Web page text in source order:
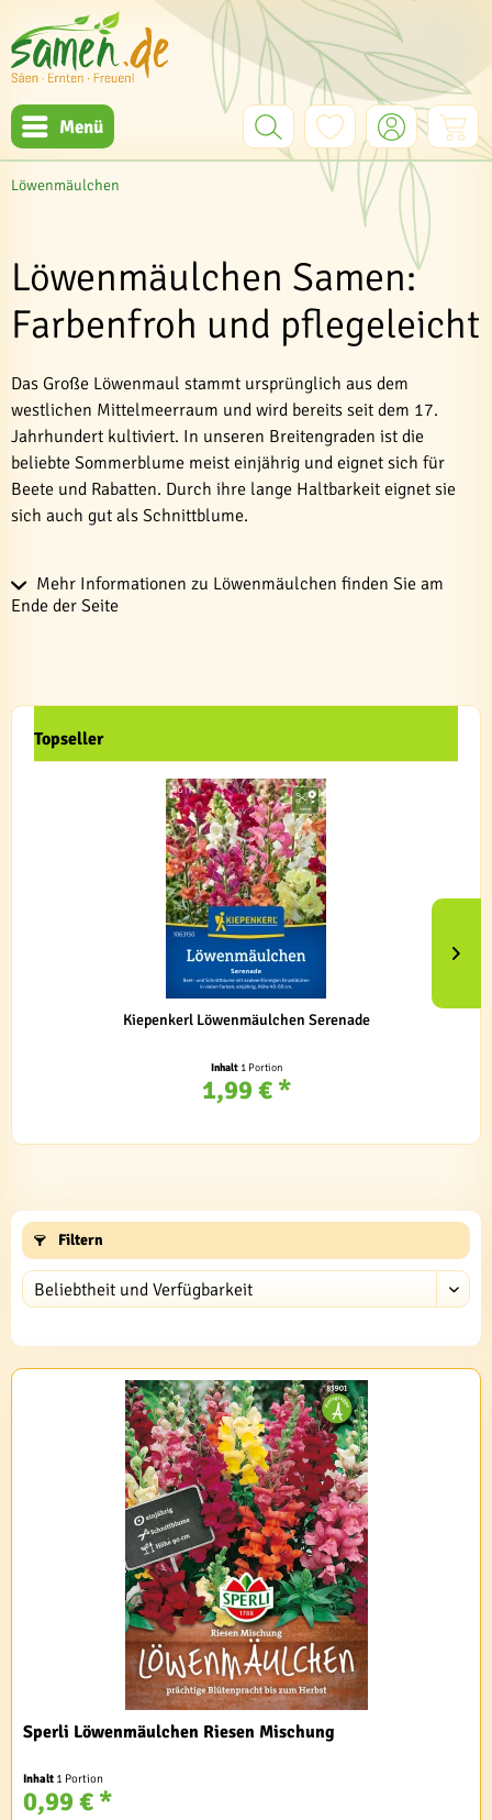
Menü
Löwenmäulchen
Löwenmäulchen Samen:
Farbenfroh und pflegeleicht
Das Große Löwenmaul stammt ursprünglich aus dem
westlichen Mittelmeerraum und wird bereits seit dem 17.
Jahrhundert kultiviert. In unseren Breitengraden ist die
beliebte Sommerblume meist einjährig und eignet sich für
Beete und Rabatten. Durch ihre lange Haltbarkeit eignet sie
sich auch gut als Schnittblume.
Mehr Informationen zu Löwenmäulchen finden Sie am
Ende der Seite
Topseller
Kiepenkerl Löwenmäulchen Serenade
Inhalt 1 Portion
1,99 € *
Filtern
Sperli Löwenmäulchen Riesen Mischung
Inhalt 1 Portion
0,99 € *